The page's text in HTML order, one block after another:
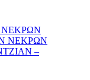
ΝΕΚΡΩΝ
ΝΕΚΡΩΝ
–